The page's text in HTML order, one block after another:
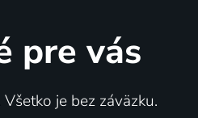
pre vás
je bez záväzku.